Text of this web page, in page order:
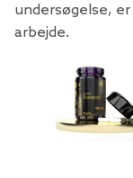
undersøgelse,
arbejde.